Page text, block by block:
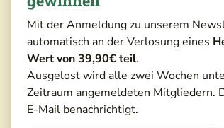
Mit der Anmeldung zu unserem
automatisch an der Verlosung eines
Wert von 39,90€ teil.
Ausgelost wird alle zwei Wochen
Zeitraum angemeldeten Mitgliedern.
E-Mail benachrichtigt.